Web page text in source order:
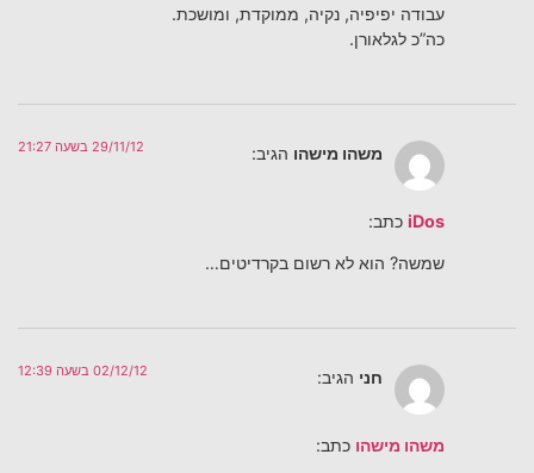
עבודה יפיפיה, נקיה, ממוקדת, ומושכת.
כה”כ לגלאורן.
משהו מישהו הגיב: 29/11/12 בשעה 21:27
iDos כתב:
שמשה? הוא לא רשום בקרדיטים…
חני הגיב: 02/12/12 בשעה 12:39
משהו מישהו כתב: